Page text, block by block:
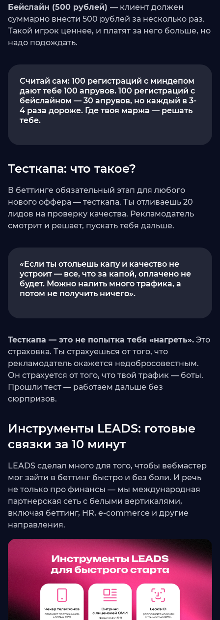
Бейслайн (500 рублей) — клиент должен
суммарно внести 500 рублей за несколько раз.
Такой игрок ценнее, и платят за него больше, но
надо подождать.
Считай сам: 100 регистраций с миндепом
дают тебе 100 апрувов. 100 регистраций с
бейслайном — 30 апрувов, но каждый в 3-
4 раза дороже. Где твоя маржа — решать
тебе.
Тесткапа: что такое?
В беттинге обязательный этап для любого
нового оффера — тесткапа. Ты отливаешь 20
лидов на проверку качества. Рекламодатель
смотрит и решает, пускать тебя дальше.
«Если ты отольешь капу и качество не
устроит — все, что за капой, оплачено не
будет. Можно налить много трафика, а
потом не получить ничего».
Тесткапа — это не попытка тебя «нагреть». Это
страховка. Ты страхуешься от того, что
рекламодатель окажется недобросовестным.
Он страхуется от того, что твой трафик — боты.
Прошли тест — работаем дальше без
сюрпризов.
Инструменты LEADS: готовые
связки за 10 минут
LEADS сделал много для того, чтобы вебмастер
мог зайти в беттинг быстро и без боли. И речь
не только про финансы — мы международная
партнерская сеть с белыми вертикалями,
включая беттинг, HR, e-commerce и другие
направления.